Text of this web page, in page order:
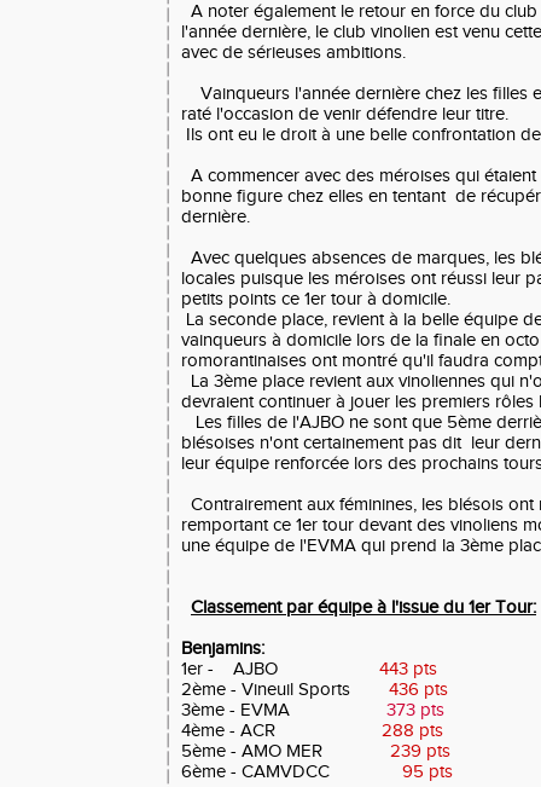
A noter également le retour en force du
l'année dernière, le club vinolien est venu
avec de sérieuses ambitions.
Vainqueurs l'année dernière chez les filles
raté l'occasion de venir défendre leur titre.
Ils ont eu le droit à une belle confrontation
A commencer avec des méroises qui
bonne figure chez elles en tentant de
dernière.
Avec quelques absences de marques, les
locales puisque les méroises ont réussi leur
petits points ce 1er tour à domicile.
La seconde place, revient à la belle équipe
vainqueurs à domicile lors de la finale en
romorantinaises ont montré qu'il faudra
La 3ème place revient aux vinoliennes qui
devraient continuer à jouer les premiers
Les filles de l'AJBO ne sont que 5ème
blésoises n'ont certainement pas dit leur
leur équipe renforcée lors des prochains
Contrairement aux féminines, les blésois
remportant ce 1er tour devant des vinoliens
une équipe de l'EVMA qui prend la 3ème
Classement par équipe à l'issue du 1er Tour:
Benjamins:
1er - AJBO
443 pts
2ème - Vineuil Sports
436 pts
3ème - EVMA 373 pts
4ème - ACR 288 pts
5ème - AMO MER
239 pts
6ème - CAMVDCC
95 pts